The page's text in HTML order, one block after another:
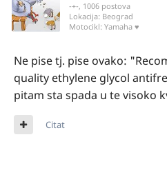
-+-, 1006 postova
Lokacija: Beograd
Motocikl: Yamaha ♥
Ne pise tj. pise ovako:
quality ethylene glycol
pitam sta spada u te visoko
Citat